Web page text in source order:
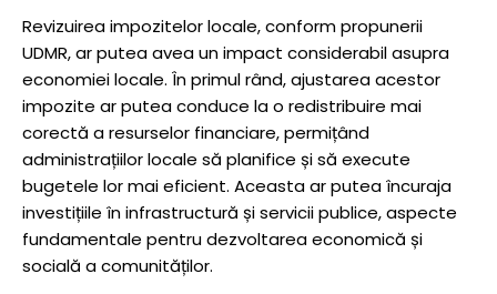
Revizuirea impozitelor locale, conform propunerii
UDMR, ar putea avea un impact considerabil asupra
economiei locale. În primul rând, ajustarea acestor
impozite ar putea conduce la o redistribuire mai
corectă a resurselor financiare, permițând
administrațiilor locale să planifice și să execute
bugetele lor mai eficient. Aceasta ar putea încuraja
investițiile în infrastructură și servicii publice, aspecte
fundamentale pentru dezvoltarea economică și
socială a comunităților.